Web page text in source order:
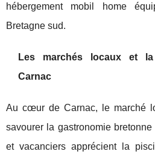
hébergement mobil home
Bretagne sud.
Les marchés locaux et
Carnac
Au cœur de Carnac, le marché
savourer la gastronomie
et vacanciers apprécient la